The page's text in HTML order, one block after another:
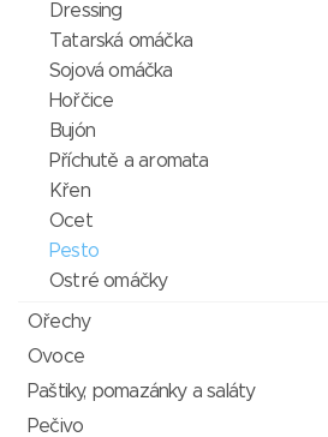
Dressing
Tatarská omáčka
Sojová omáčka
Hořčice
Bujón
Příchutě a aromata
Křen
Ocet
Pesto
Ostré omáčky
Ořechy
Ovoce
Paštiky, pomazánky a saláty
Pečivo